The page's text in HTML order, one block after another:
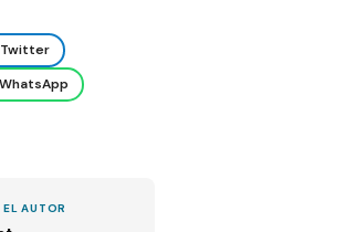
Twitter
EL AUTOR